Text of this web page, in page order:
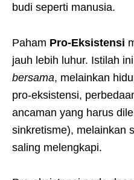
budi seperti manusia.
Paham Pro-Eksistensi
jauh lebih luhur. Istilah
bersama, melainkan
pro-eksistensi,
ancaman yang harus
sinkretisme), melainkan
saling melengkapi.